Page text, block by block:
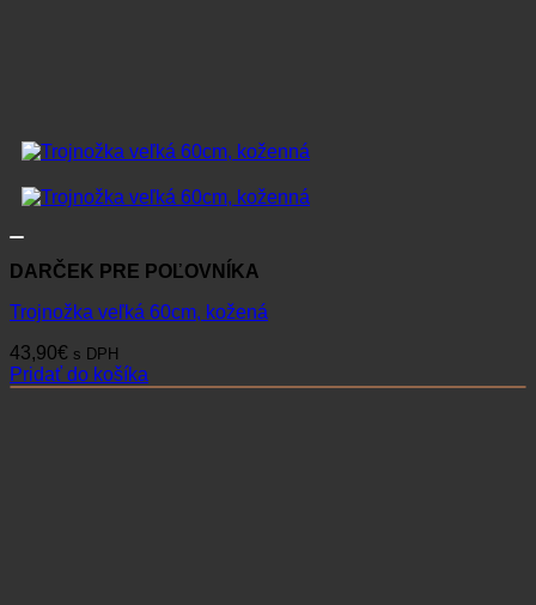
DARČEK PRE POĽOVNÍKA
Trojnožka veľká 60cm, kožená
43,90€ s DPH
Pridať do košíka